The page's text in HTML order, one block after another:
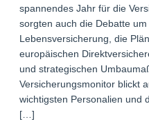
spannendes Jahr für die
sorgten auch die Debatte
Lebensversicherung, die
europäischen
und strategischen
Versicherungsmonitor blickt
wichtigsten Personalien und
[…]